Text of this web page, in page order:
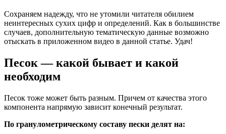
Сохраняем надежду, что не утомили читателя обилием
неинтересных сухих цифр и определений. Как в большинстве
случаев, дополнительную тематическую данные возможно
отыскать в приложенном видео в данной статье. Удач!
Песок — какой бывает и какой
необходим
Песок тоже может быть разным. Причем от качества этого
компонента напрямую зависит конечный результат.
По гранулометрическому составу пески делят на: